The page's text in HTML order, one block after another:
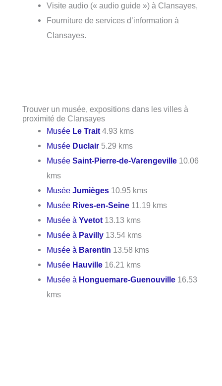
Visite audio (« audio guide ») à Clansayes,
Fourniture de services d’information à
Clansayes.
Trouver un musée, expositions dans les villes à
proximité de Clansayes
Musée Le Trait 4.93 kms
Musée Duclair 5.29 kms
MuséeSaint-Pierre-de-Varengeville 10.06
kms
MuséeJumièges 10.95 kms
Musée Rives-en-Seine 11.19 kms
Musée àYvetot 13.13 kms
Musée à Pavilly 13.54 kms
Musée à Barentin 13.58 kms
Musée Hauville 16.21 kms
Musée à Honguemare-Guenouville 16.53
kms